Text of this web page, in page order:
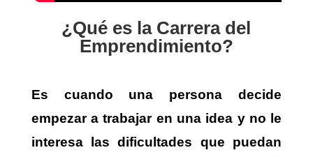
¿Qué es la Carrera del
Emprendimiento?
Es cuando una persona decide
empezar a trabajar en una idea y no le
interesa las dificultades que puedan